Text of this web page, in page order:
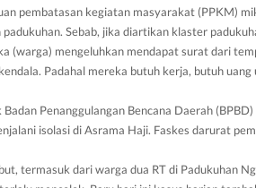
pembatasan kegiatan masyarakat (PPKM)
Sebab, jika diartikan klaster
(warga) mengeluhkan mendapat surat dari
Padahal mereka butuh kerja, butuh
Penanggulangan Bencana Daerah
isolasi di Asrama Haji. Faskes darurat
termasuk dari warga dua RT di Padukuhan